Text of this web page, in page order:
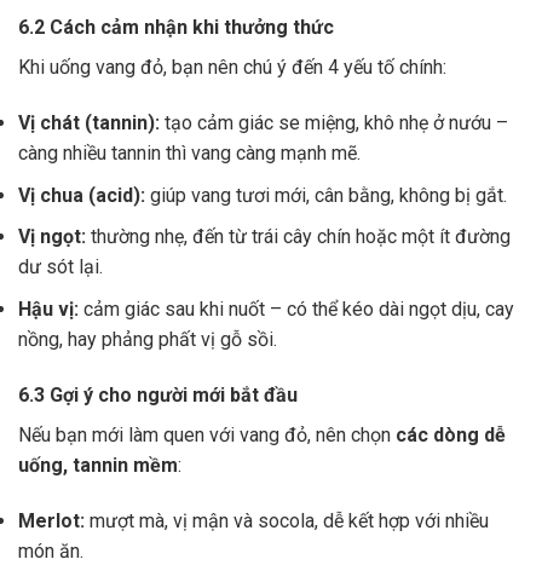
6.2 Cách cảm nhận khi thưởng thức
Khi uống vang đỏ, bạn nên chú ý đến 4 yếu tố chính:
Vị chát (tannin): tạo cảm giác se miệng, khô nhẹ ở nướu –
càng nhiều tannin thì vang càng mạnh mẽ.
Vị chua (acid): giúp vang tươi mới, cân bằng, không bị gắt.
Vị ngọt: thường nhẹ, đến từ trái cây chín hoặc một ít đường
dư sót lại.
Hậu vị: cảm giác sau khi nuốt – có thể kéo dài ngọt dịu, cay
nồng, hay phảng phất vị gỗ sồi.
6.3 Gợi ý cho người mới bắt đầu
Nếu bạn mới làm quen với vang đỏ, nên chọn các dòng dễ
uống, tannin mềm:
Merlot: mượt mà, vị mận và socola, dễ kết hợp với nhiều
món ăn.